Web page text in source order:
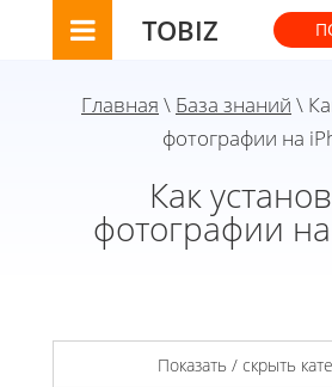
TOBIZ
Главная \ База знаний \
фотографии на
Как
фотографии
Показать / скрыть